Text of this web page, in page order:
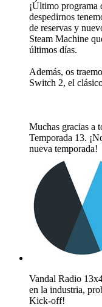
¡Último programa
despedirnos
de reservas y
Steam Machine
últimos días.
Además, os
Switch 2, el
Muchas gracias a
Temporada 13.
nueva temporada!
Vandal Radio
en la industria,
Kick-off!